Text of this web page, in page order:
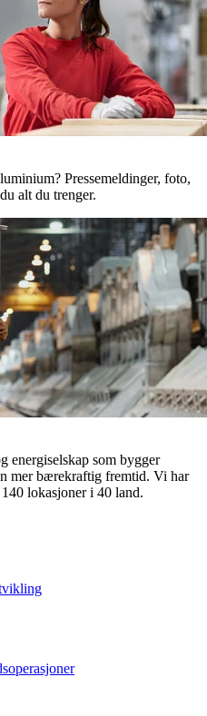
Pressemeldinger, foto,
alt du trenger.
energiselskap som bygger
mer bærekraftig fremtid. Vi har
lokasjoner i 40 land.